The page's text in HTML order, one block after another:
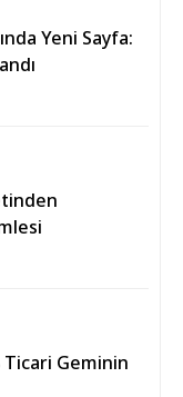
Yeni Sayfa:
Ticari Geminin